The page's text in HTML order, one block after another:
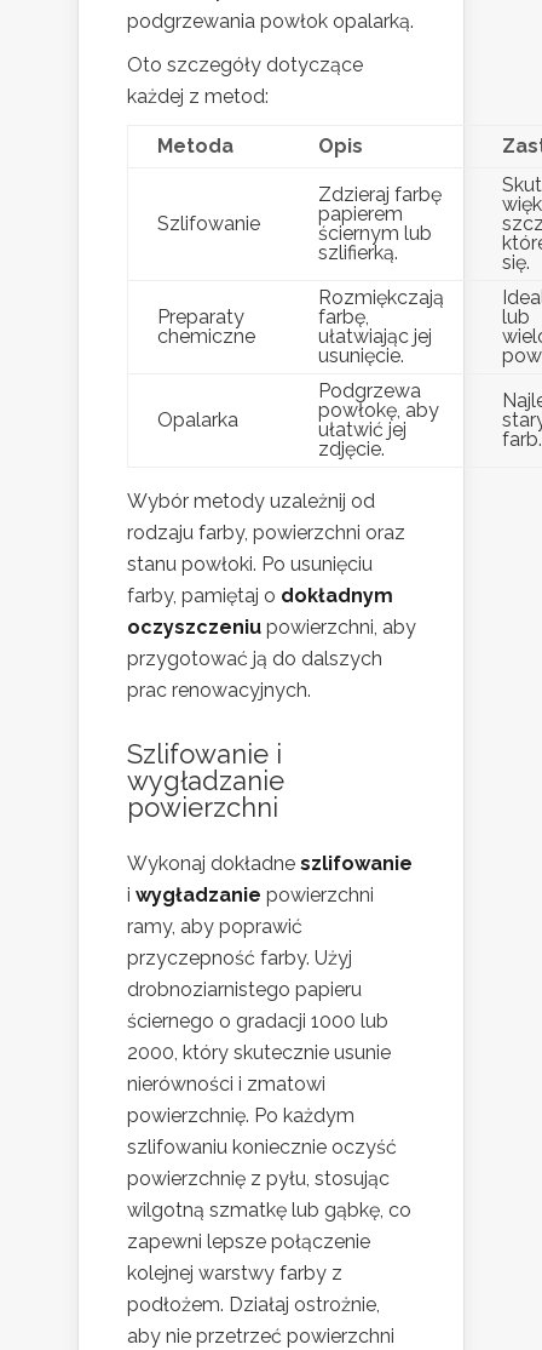
podgrzewania powłok opalarką.
Oto szczegóły dotyczące
każdej z metod:
Metoda Opis
Szlifowanie
Zdzieraj farbę
papierem
ściernym lub
szlifierką.
się.
Preparaty
chemiczne
Rozmiękczają
farbę,
ułatwiając jej
usunięcie.
lub
Opalarka
Podgrzewa
powłokę, aby
ułatwić jej
zdjęcie.
farb.
Wybór metody uzależnij od
rodzaju farby, powierzchni oraz
stanu powłoki. Po usunięciu
farby, pamiętaj o dokładnym
oczyszczeniu powierzchni, aby
przygotować ją do dalszych
prac renowacyjnych.
Szlifowanie i
wygładzanie
powierzchni
Wykonaj dokładne szlifowanie
i wygładzanie powierzchni
ramy, aby poprawić
przyczepność farby. Użyj
drobnoziarnistego papieru
ściernego o gradacji 1000 lub
2000, który skutecznie usunie
nierówności i zmatowi
powierzchnię. Po każdym
szlifowaniu koniecznie oczyść
powierzchnię z pyłu, stosując
wilgotną szmatkę lub gąbkę, co
zapewni lepsze połączenie
kolejnej warstwy farby z
podłożem. Działaj ostrożnie,
aby nie przetrzeć powierzchni